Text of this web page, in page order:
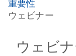
重要性
ウェビナー
ウェビ